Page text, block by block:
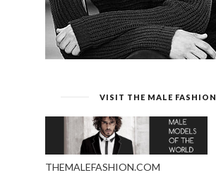
VISIT THE MALE FASHION
THEMALEFASHION.COM